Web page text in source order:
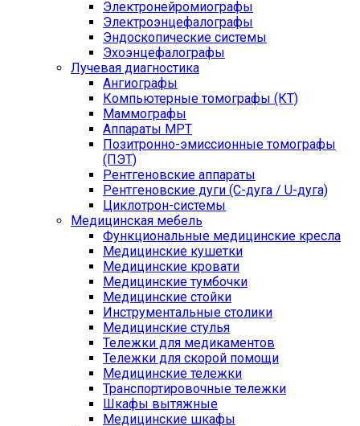
Электронейромиографы
Электроэнцефалографы
Эндоскопические системы
Эхоэнцефалографы
Лучевая диагностика
Ангиографы
Компьютерные томографы (КТ)
Маммографы
Аппараты МРТ
Позитронно-эмиссионные томографы
(ПЭТ)
Рентгеновские аппараты
Рентгеновские дуги (С-дуга / U-дуга)
Циклотрон-системы
Медицинская мебель
Функциональные медицинские кресла
Медицинские кушетки
Медицинские кровати
Медицинские тумбочки
Медицинские стойки
Инструментальные столики
Медицинские стулья
Тележки для медикаментов
Тележки для скорой помощи
Медицинские тележки
Транспортировочные тележки
Шкафы вытяжные
Медицинские шкафы